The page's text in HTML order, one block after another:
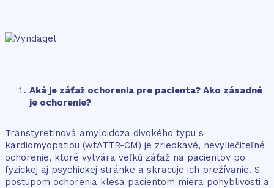
Aká je záťaž ochorenia pre pacienta? Ako zásadné
je ochorenie?
Transtyretínová amyloidóza divokého typu s
kardiomyopatiou (wtATTR-CM) je zriedkavé, nevyliečiteľné
ochorenie, ktoré vytvára veľkú záťaž na pacientov po
fyzickej aj psychickej stránke a skracuje ich prežívanie. S
postupom ochorenia klesá pacientom miera pohyblivosti a